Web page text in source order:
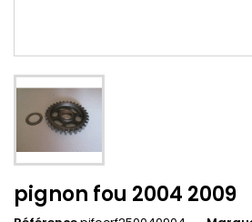
pignon fou 2004 2009